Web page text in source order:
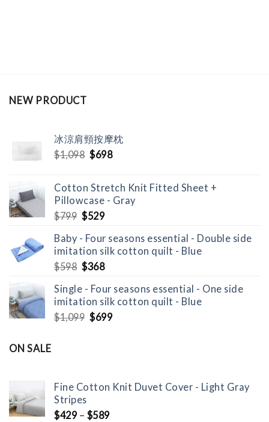
NEW PRODUCT
冰涼肩頸按摩枕
$1,098 Original
$1,098.
$698Current
$698.
Cotton Stretch Knit Fitted Sheet +
Pillowcase - Gray
$799 Original
was:
$799.
$529Current
is:
$529.
Baby - Four seasons essential - Double side
imitation silk cotton quilt - Blue
$598 Original
was:
$598.
$368Current
is:
$368.
Single - Four seasons essential - One side
imitation silk cotton quilt - Blue
$1,099 Original
$699Current
ON SALE
Fine Cotton Knit Duvet Cover - Light Gray
Stripes
$429– $589